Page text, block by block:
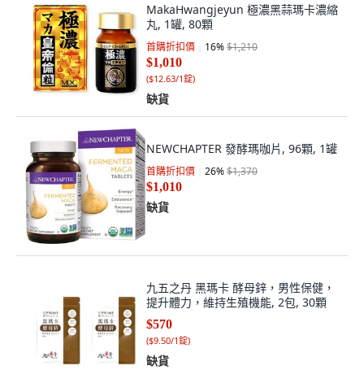
MakaHwangjeyun 極濃黑蒜瑪卡濃縮
丸, 1罐, 80顆
首購折扣價 16%$1,210
$1,010
($12.63/1錠)
缺貨
NEWCHAPTER 發酵瑪咖片, 96顆, 1罐
首購折扣價 26%$1,370
$1,010
缺貨
九五之丹 黑瑪卡 酵母鋅，男性保健，
提升體力，維持生殖機能, 2包, 30顆
$570
($9.50/1錠)
缺貨